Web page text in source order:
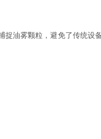
雾颗粒，避免了传统设